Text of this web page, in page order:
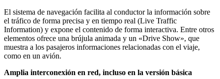
El sistema de navegación facilita al conductor la información sobre
el tráfico de forma precisa y en tiempo real (Live Traffic
Information) y expone el contenido de forma interactiva. Entre otros
elementos ofrece una brújula animada y un «Drive Show», que
muestra a los pasajeros informaciones relacionadas con el viaje,
como en un avión.
Amplia interconexión en red, incluso en la versión básica